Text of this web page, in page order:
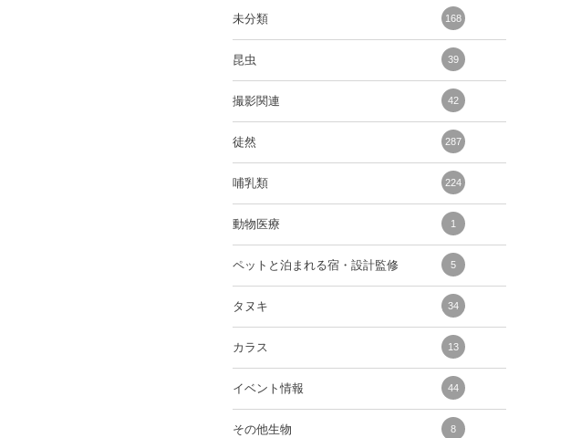
未分類 168
昆虫 39
撮影関連 42
徒然 287
哺乳類 224
動物医療 1
ペットと泊まれる宿・設計監修 5
タヌキ 34
カラス 13
イベント情報 44
その他生物 8